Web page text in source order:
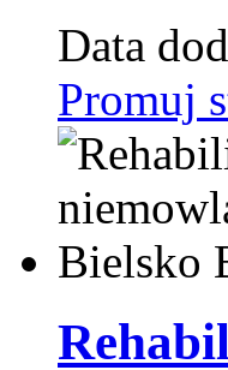
Data
Promuj